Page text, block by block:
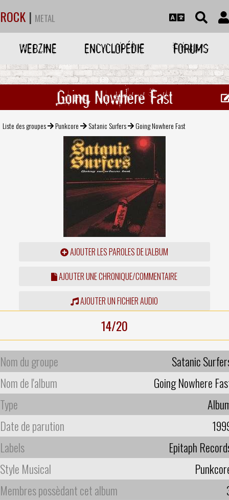
ROCK | METAL
WEBZINE ENCYCLOPÉDIE FORUMS
Going Nowhere Fast
Liste des groupes Punkcore Satanic Surfers Going Nowhere Fast
AJOUTER LES PAROLES DE L'ALBUM
AJOUTER UNE CHRONIQUE/COMMENTAIRE
AJOUTER UN FICHIER AUDIO
14/20
Nom du groupe
Satanic
Nom de l'album
Going Nowhere
Type
Date de parution
Labels
Epitaph
Style Musical
Membres possèdant cet album